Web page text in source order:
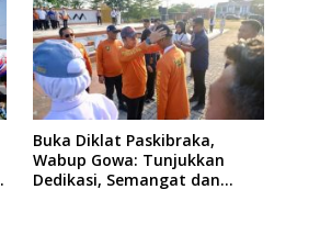
Buka Diklat Paskibraka,
Wabup Gowa: Tunjukkan
Dedikasi, Semangat dan